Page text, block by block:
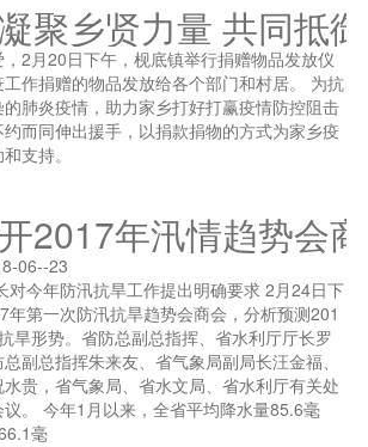
聚乡贤力量 共同抵
2月20日下午，枧底镇举行捐赠物品发放仪
作捐赠的物品发放给各个部门和村居。 为抗
肺炎疫情，助力家乡打好打赢疫情防控阻击
而同伸出援手，以捐款捐物的方式为家乡疫
支持。
2017年汛情趋势会
06--23
对今年防汛抗旱工作提出明确要求 2月24日下
年第一次防汛抗旱趋势会商会，分析预测201
旱形势。省防总副总指挥、省水利厅厅长罗
副总指挥朱来友、省气象局副局长汪金福、
贵，省气象局、省水文局、省水利厅有关处
。 今年1月以来，全省平均降水量85.6毫
毫